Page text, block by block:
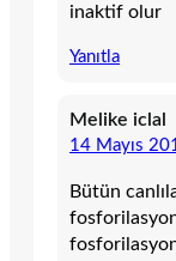
inaktif olur
Yanıtla
Melike iclal
14 Mayıs
Bütün